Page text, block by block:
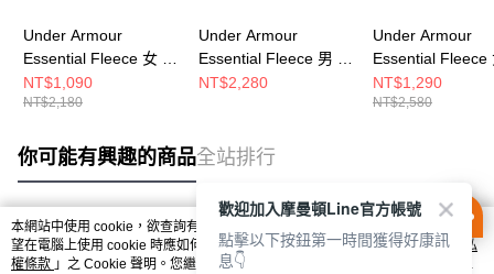
Under Armour
Essential Fleece 女 連
帽T恤 1373033-001
NT$1,090
NT$2,180
Under Armour
Essential Fleece 男 連
帽T恤 1373880-001
NT$2,280
Under Armour
Essential Fleece
帽外套
NT$1,290
NT$2,580
你可能有興趣的商品全站排行
熱門標籤
本網站中使用 cookie，欲查詢有關本網站使用 cookie 方式之詳情，及若您不希
望在電腦上使用 cookie 時應如何變更電腦的 cookie 設定，請參閱本網站「
隱私
權條款 」之 Cookie 聲明。您繼續使用本網站即表示您同意本公司得按本網站使
歡迎加入摩曼頓Line官方帳號
點擊以下按鈕第一時間獲得好康訊
息👇